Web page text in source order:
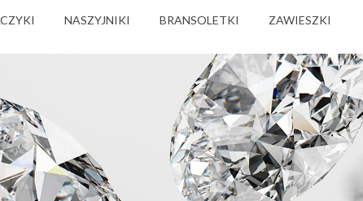
NASZYJNIKI BRANSOLETKI ZAWIESZKI